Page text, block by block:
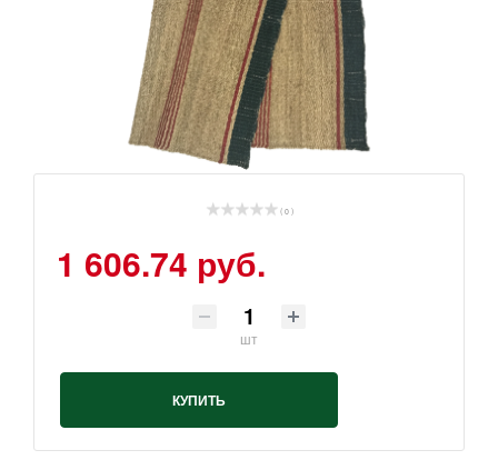
( 0 )
1 606.74 руб.
шт
КУПИТЬ